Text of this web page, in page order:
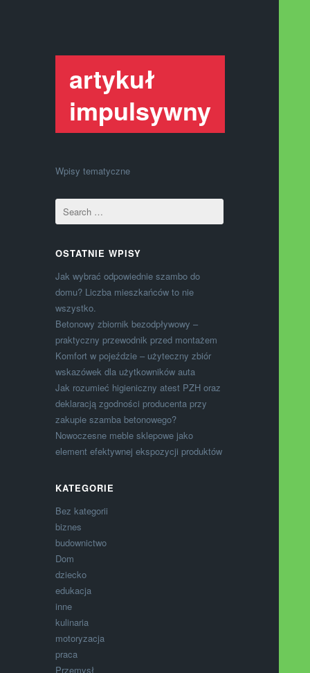
artykuł
impulsywny
Wpisy tematyczne
OSTATNIE WPISY
Jak wybrać odpowiednie szambo do
domu? Liczba mieszkańców to nie
wszystko.
Betonowy zbiornik bezodpływowy –
praktyczny przewodnik przed montażem
Komfort w pojeździe – użyteczny zbiór
wskazówek dla użytkowników auta
Jak rozumieć higieniczny atest PZH oraz
deklaracją zgodności producenta przy
zakupie szamba betonowego?
Nowoczesne meble sklepowe jako
element efektywnej ekspozycji produktów
KATEGORIE
Bez kategorii
biznes
budownictwo
Dom
dziecko
edukacja
inne
kulinaria
motoryzacja
praca
Przemysł